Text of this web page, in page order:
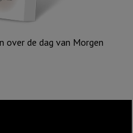
over de dag van Morgen